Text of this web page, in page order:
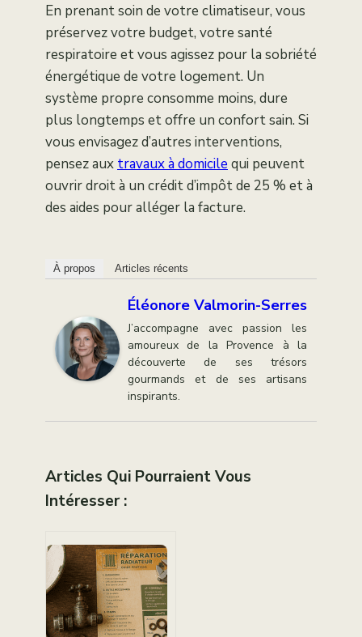
En prenant soin de votre climatiseur, vous
préservez votre budget, votre santé
respiratoire et vous agissez pour la sobriété
énergétique de votre logement. Un
système propre consomme moins, dure
plus longtemps et offre un confort sain. Si
vous envisagez d’autres interventions,
pensez aux travaux à domicile qui peuvent
ouvrir droit à un crédit d’impôt de 25 % et à
des aides pour alléger la facture.
À propos Articles récents
Éléonore Valmorin-Serres
J’accompagne avec passion les
amoureux de la Provence à la
découverte de ses trésors
gourmands et de ses artisans
inspirants.
Articles Qui Pourraient Vous
Intéresser :